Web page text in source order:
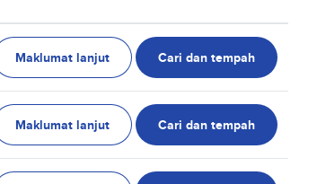
Maklumat lanjut Cari dan tempah
Maklumat lanjut Cari dan tempah